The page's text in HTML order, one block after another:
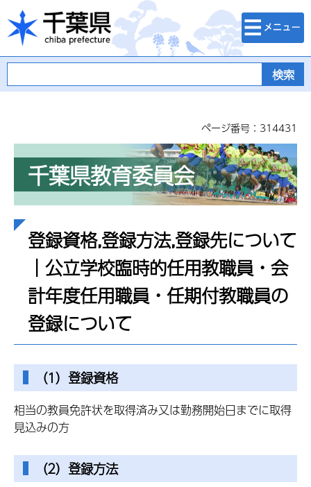
千葉県
検索・メニュ
ー
ページ番号：314431
千葉県教育委員会
登録資格,登録方法,登録先について
｜公立学校臨時的任用教職員・会
計年度任用職員・任期付教職員の
登録について
（1）登録資格
相当の教員免許状を取得済み又は勤務開始日までに取得
見込みの方
（2）登録方法